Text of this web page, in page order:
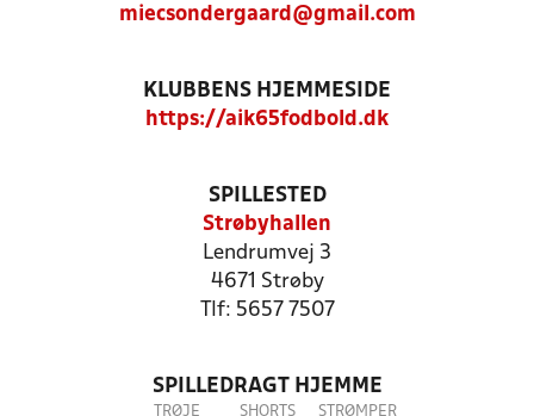
miecsondergaard@gmail.com
KLUBBENS HJEMMESIDE
https://aik65fodbold.dk
SPILLESTED
Strøbyhallen
Lendrumvej 3
4671 Strøby
Tlf: 5657 7507
SPILLEDRAGT HJEMME
TRØJE SHORTS STRØMPER